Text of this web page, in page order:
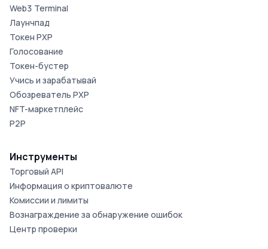
Web3 Terminal
Лаунчпад
Токен PXP
Голосование
Токен-бустер
Учись и зарабатывай
Обозреватель PXP
NFT-маркетплейс
P2P
Инструменты
Торговый API
Информация о криптовалюте
Комиссии и лимиты
Вознаграждение за обнаружение ошибок
Центр проверки